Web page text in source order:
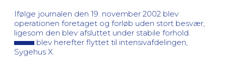
Ifølge journalen den 19. november 2002 blev
operationen foretaget og forløb uden stort besvær,
ligesom den blev afsluttet under stabile forhold.
blev herefter flyttet til intensivafdelingen,
Sygehus X.